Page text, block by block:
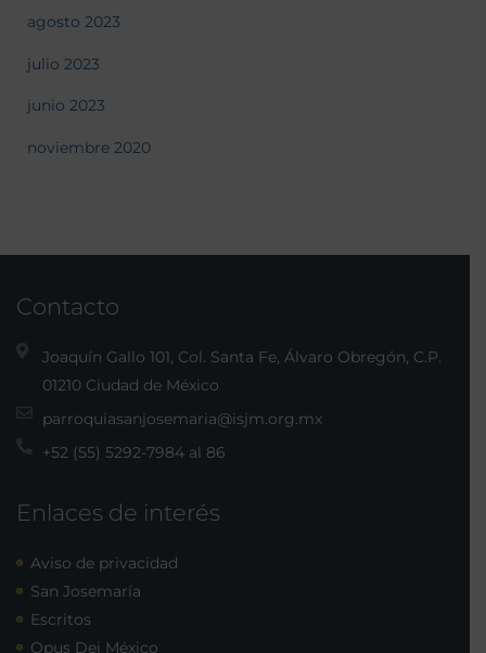
agosto 2023
julio 2023
junio 2023
noviembre 2020
Contacto
Joaquín Gallo 101, Col. Santa Fe, Álvaro Obregón, C.P.
01210 Ciudad de México
parroquiasanjosemaria@isjm.org.mx
+52 (55) 5292-7984 al 86
Enlaces de interés
Aviso de privacidad
San Josemaría
Escritos
Opus Dei México